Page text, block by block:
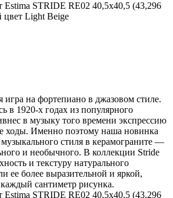
Estima STRIDE RE02 40,5x40,5 (43,296
Light Beige
на фортепиано в джазовом стиле.
в 1920-х годах из популярного
в музыку того времени экспрессию
ходы. Именно поэтому наша новинка
стиля в керамограните —
и необычного. В коллекции Stride
и текстуру натурального
ее более выразительной и яркой,
сантиметр рисунка.
Estima STRIDE RE02 40,5x40,5 (43,296